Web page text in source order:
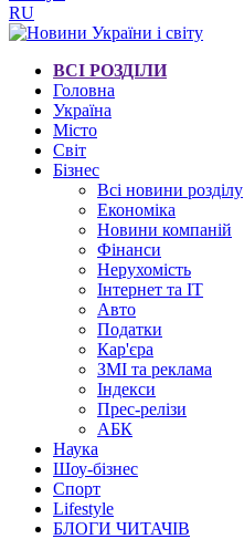
RU
ВСІ РОЗДІЛИ
Головна
Україна
Місто
Світ
Бізнес
Всі новини розділу
Економіка
Новини компаній
Фінанси
Нерухомість
Інтернет та IT
Авто
Податки
Кар'єра
ЗМІ та реклама
Індекси
Прес-релізи
АБК
Наука
Шоу-бізнес
Спорт
Lifestyle
БЛОГИ ЧИТАЧІВ